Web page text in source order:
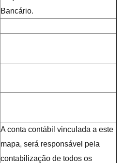
Bancário.
A conta contábil vinculada a este
mapa, será responsável pela
contabilização de todos os